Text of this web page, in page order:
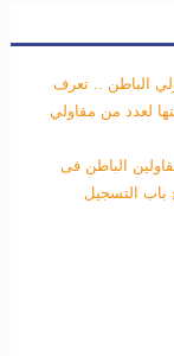
الباطن .. تعرف
لعدد من مقاولي
الباطن فى
باب التسجيل